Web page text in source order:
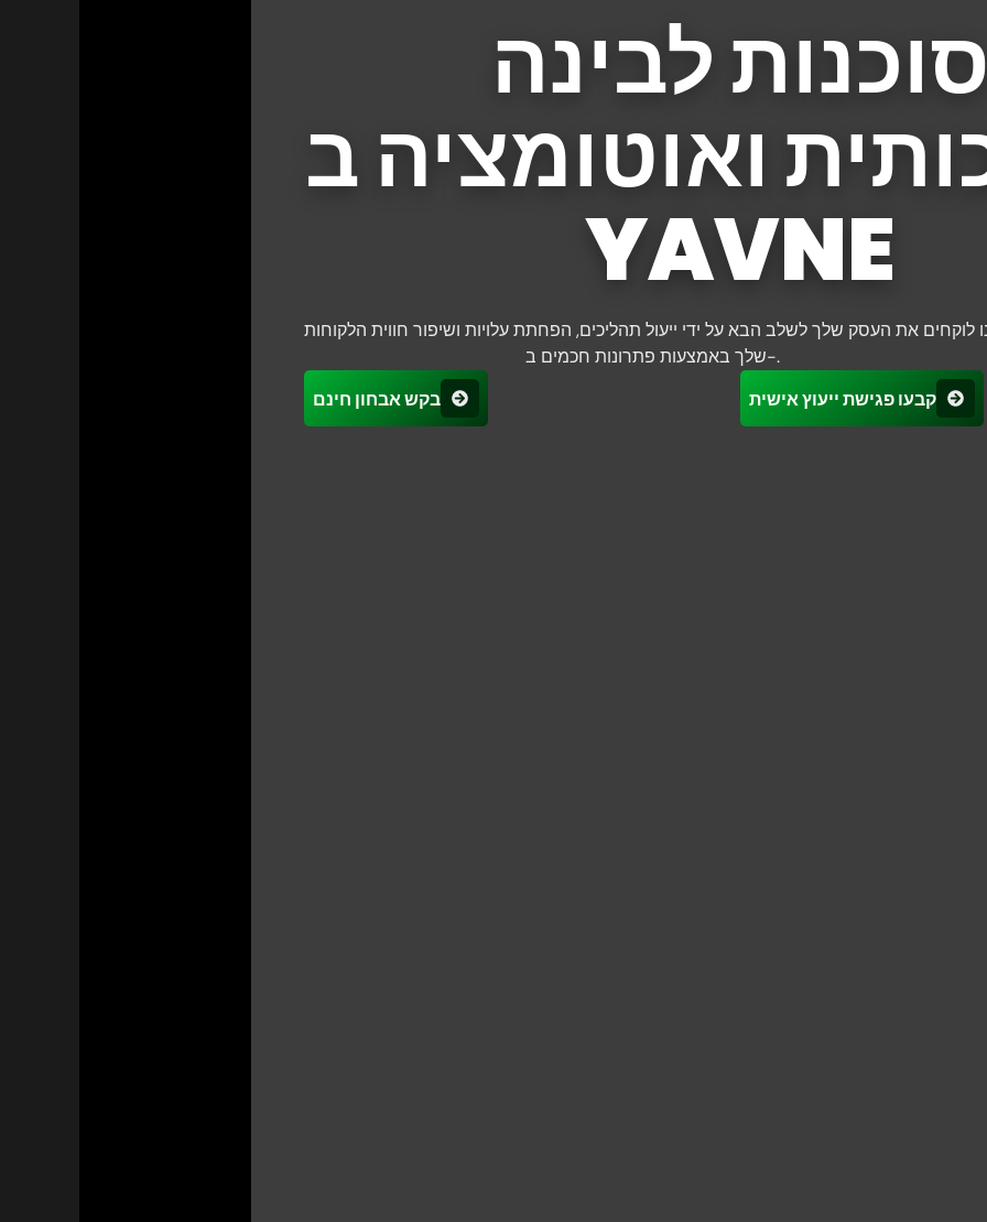
לבינה
ואוטומציה ב
YAVNE
לוקחים את העסק שלך לשלב הבא על ידי ייעול תהליכים, הפחתת עלויות ושיפור חווית הלקוחות
שלך באמצעות פתרונות חכמים ב-.
בקש אבחון חינם
קבעו פגישת ייעוץ אישית